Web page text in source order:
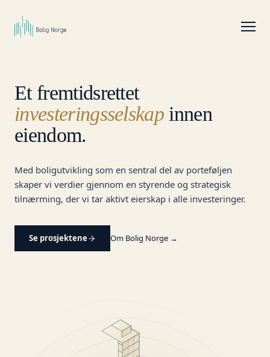
Et fremtidsrettet
investeringsselskap innen
eiendom.
Med boligutvikling som en sentral del av porteføljen
skaper vi verdier gjennom en styrende og strategisk
tilnærming, der vi tar aktivt eierskap i alle investeringer.
Se prosjektene Om Bolig Norge →